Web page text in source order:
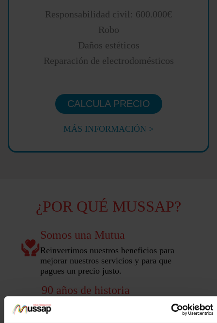
Responsabilidad civil: 600.000€
Robo
Daños estéticos
Reparación de electrodomésticos
CALCULA PRECIO
MÁS INFORMACIÓN >
¿POR QUÉ MUSSAP?
Somos una Mutua
Reinvertimos nuestros beneficios para
mejorar nuestros servicios y para que
pagues un precio justo.
90 años de historia
Llevamos más de 90 años protegiendo lo
que más quieres con un trato cercano y